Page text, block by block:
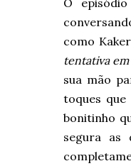
O
como
tentativa
sua mão
toques
bonitinho
segura as